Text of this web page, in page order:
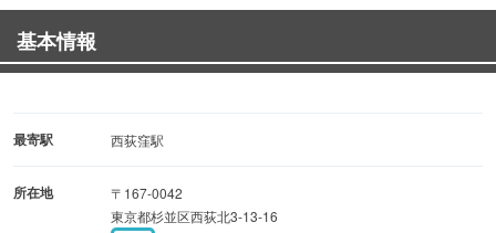
基本情報
最寄駅 西荻窪駅
所在地
〒167-0042
東京都杉並区西荻北3-13-16